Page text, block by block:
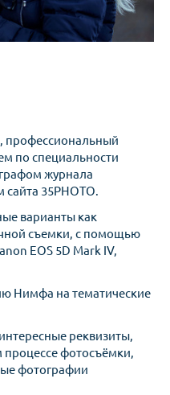
профессиональный
по специальности
журнала
35PHOTO.
варианты как
съемки, с помощью
EOS 5D Mark IV,
Нимфа на тематические
реквизиты,
фотосъёмки,
фотографии